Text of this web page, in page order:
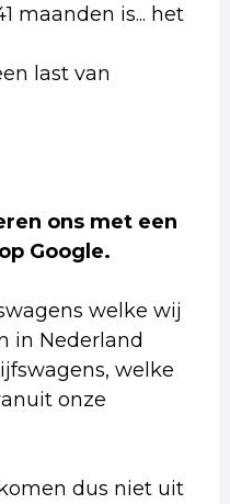
maanden is... het
last van
ons met een
Google.
welke wij
in Nederland
welke
onze
dus niet uit